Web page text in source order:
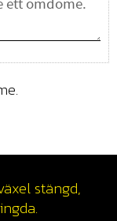
stängd,